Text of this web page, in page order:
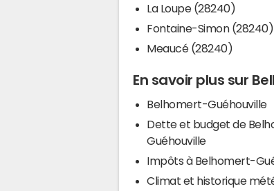
La Loupe (28240)
Fontaine-Simon (28240)
Meaucé (28240)
En savoir plus sur
Belhomert-Guéhouville
Dette et budget de
Guéhouville
Impôts à Belhomert-
Climat et historique